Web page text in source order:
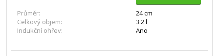
Průměr:
24 cm
Celkový objem:
3.2 l
Indukční ohřev:
Ano